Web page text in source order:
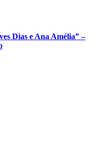
Dias e Ana Amélia” –